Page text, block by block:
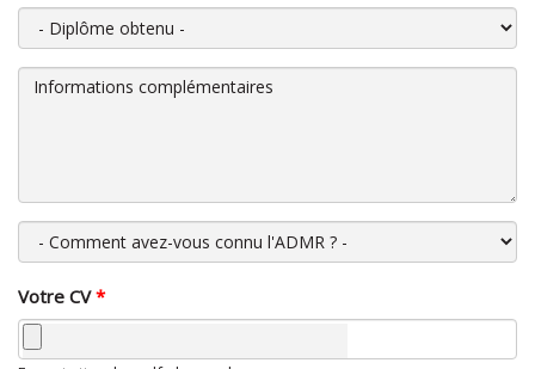
Diplôme obtenu
Informations complémentaires
Comment avez-vous connu l'ADMR ?
Votre CV*